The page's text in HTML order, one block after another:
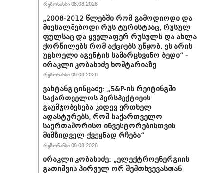
რეზონანსი 08.08.2026
„2008-2012 წლებში რომ გამოდიოდი და
მიესალმებოდი რუს ტურისტსაც, რუსულ
ფულსაც და ყველაფერ რუსულს და ახლა
ქორწილებს რომ აქციებს უწყობ, ეს არის
უცხოელი აგენტის სამარცხვინო ბედი“ -
ირაკლი კობახიძე ხოშტარიაზე
რეზონანსი 08.08.2026
ვახტანგ ცინცაძე: „S&P-ის რეიტინგში
საქართველოს პერსპექტივის
გაუმჯობესება კიდევ ერთხელ
ადასტურებს, რომ საქართველო
საერთაშორისო ინვესტორებისთვის
მიმზიდველ ქვეყნად რჩება“
რეზონანსი 08.08.2026
ირაკლი კობახიძე: „ელექტროენერგიის
გათიშვის პირველ ორ შემთხვევასთან